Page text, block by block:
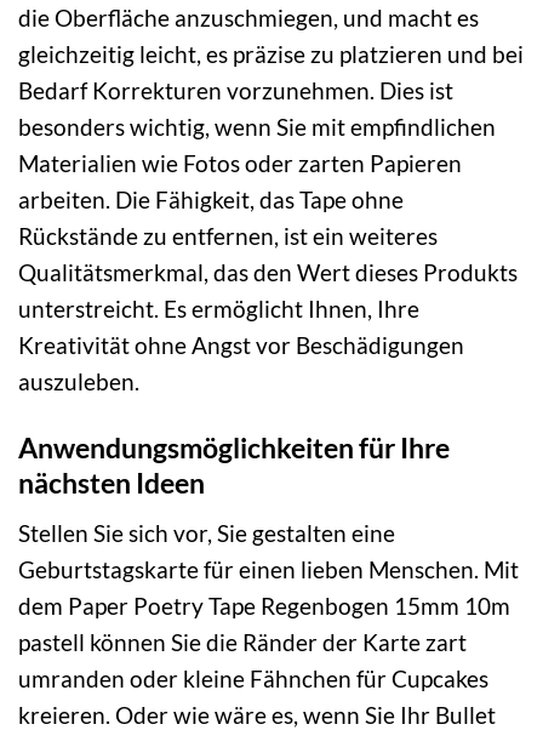
die Oberfläche anzuschmiegen, und macht es
gleichzeitig leicht, es präzise zu platzieren und bei
Bedarf Korrekturen vorzunehmen. Dies ist
besonders wichtig, wenn Sie mit empfindlichen
Materialien wie Fotos oder zarten Papieren
arbeiten. Die Fähigkeit, das Tape ohne
Rückstände zu entfernen, ist ein weiteres
Qualitätsmerkmal, das den Wert dieses Produkts
unterstreicht. Es ermöglicht Ihnen, Ihre
Kreativität ohne Angst vor Beschädigungen
auszuleben.
Anwendungsmöglichkeiten für Ihre
nächsten Ideen
Stellen Sie sich vor, Sie gestalten eine
Geburtstagskarte für einen lieben Menschen. Mit
dem Paper Poetry Tape Regenbogen 15mm 10m
pastell können Sie die Ränder der Karte zart
umranden oder kleine Fähnchen für Cupcakes
kreieren. Oder wie wäre es, wenn Sie Ihr Bullet